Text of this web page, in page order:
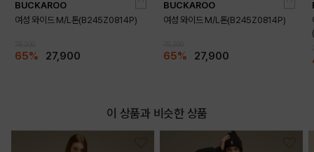
BUCKAROO
여성 와이드 M/L톤(B245Z0814P)
65% 27,900
BUCKAROO
여성 와이드 M/L톤(B245Z0814P)
65% 27,900
이 상품과 비슷한 상품